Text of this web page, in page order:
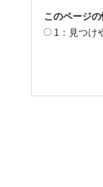
このページ
1：見つけ